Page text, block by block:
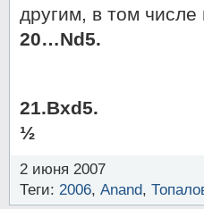
другим, в том числе
20…Nd5.
21.Bxd5.
½
2 июня 2007
Теги: 2006, Anand,